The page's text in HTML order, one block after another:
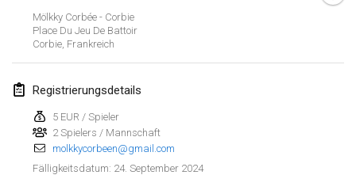
Mölkky Corbée - Corbie
Place Du Jeu De Battoir
Corbie, Frankreich
Registrierungsdetails
5 EUR / Spieler
2 Spielers / Mannschaft
molkkycorbeen@gmail.com
Fälligkeitsdatum: 24. September 2024
Tournoi de Mölkky - Lesfous Dubâtonvaigeois
SingeliDuppeli
27. Jan. 2024|
Februar 2024